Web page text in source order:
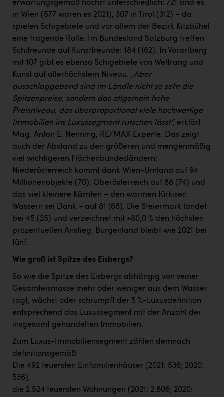
erwartungsgemäß höchst unterschiedlich: 721 sind es
in Wien (577 waren es 2021), 307 in Tirol (312) – da
spielen Schigebiete und vor allem der Bezirk Kitzbühel
eine tragende Rolle. Im Bundesland Salzburg treffen
Schifreunde auf Kunstfreunde: 184 (162). In Vorarlberg
mit 107 gibt es ebenso Schigebiete von Weltrang und
Kunst auf allerhöchstem Niveau. „Aber
ausschlaggebend sind im Ländle nicht so sehr die
Spitzenpreise, sondern das allgemein hohe
Preisniveau, das überproportional viele hochwertige
Immobilien ins Luxussegment rutschen lässt“, erklärt
Mag. Anton E. Nenning, RE/MAX Experte. Das zeigt
auch der Abstand zu den größeren und mengenmäßig
viel wichtigeren Flächenbundesländern:
Niederösterreich kommt dank Wien-Umland auf 94
Millionenobjekte (70), Oberösterreich auf 88 (74) und
das viel kleinere Kärnten – den warmen türkisen
Wassern sei Dank – auf 81 (68). Die Steiermark landet
bei 45 (25) und verzeichnet mit +80,0 % den höchsten
prozentuellen Anstieg, Burgenland bleibt wie 2021 bei
fünf.
Wie groß ist Spitze des Eisbergs?
So wie die Spitze des Eisbergs abhängig von seiner
Gesamteismasse mehr oder weniger aus dem Wasser
ragt, wächst oder schrumpft der 5 %-Luxusdefinition
entsprechend das Luxussegment mit der Anzahl der
insgesamt gehandelten Immobilien.
Zum Luxus-Immobiliensegment zählen demnach
definitionsgemäß:
Die 492 teuersten Einfamilienhäuser (2021: 536; 2020:
536),
die 2.524 teuersten Wohnungen (2021: 2.806; 2020: